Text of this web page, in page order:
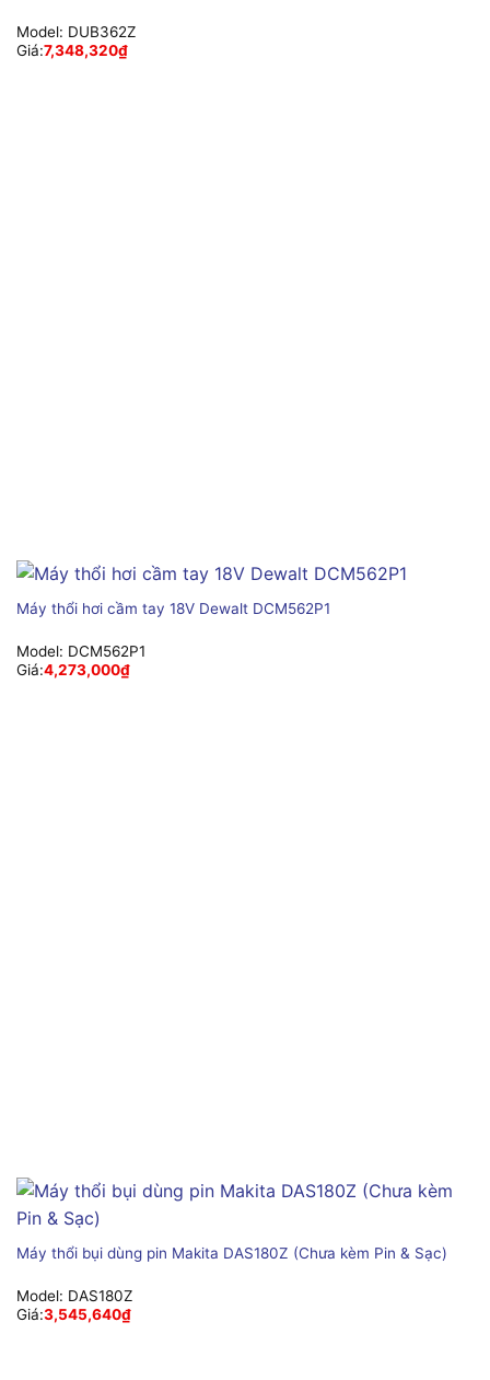
Model: DUB362Z
Giá:7,348,320₫
Máy thổi hơi cầm tay 18V Dewalt DCM562P1
Model: DCM562P1
Giá:4,273,000₫
Máy thổi bụi dùng pin Makita DAS180Z (Chưa kèm Pin & Sạc)
Model: DAS180Z
Giá:3,545,640₫